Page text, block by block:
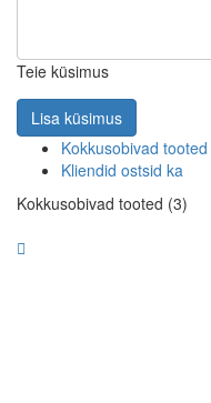
Teie küsimus
Lisa küsimus
Kokkusobivad tooted
Kliendid ostsid ka
Kokkusobivad tooted (3)